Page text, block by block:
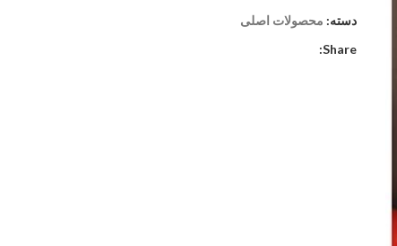
دسته: محصولات اصلی
Share: